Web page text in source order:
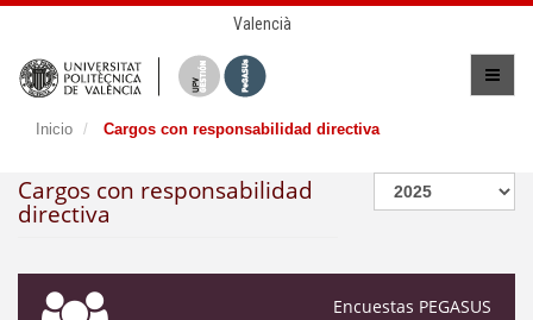
Valencià
Inicio Cargos con responsabilidad directiva
Cargos con responsabilidad
directiva
Encuestas PEGASUS